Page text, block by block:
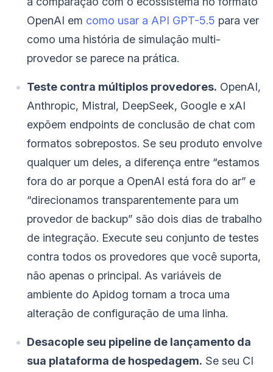
OpenAI em como usar a API GPT-5.5 para ver
como uma história de simulação multi-
provedor se parece na prática.
Teste contra múltiplos provedores. OpenAI,
Anthropic, Mistral, DeepSeek, Google e xAI
expõem endpoints de conclusão de chat com
formatos sobrepostos. Se seu produto envolve
qualquer um deles, a diferença entre “estamos
fora do ar porque a OpenAI está fora do ar” e
“direcionamos transparentemente para um
provedor de backup” são dois dias de trabalho
de integração. Execute seu conjunto de testes
contra todos os provedores que você suporta,
não apenas o principal. As variáveis de
ambiente do Apidog tornam a troca uma
alteração de configuração de uma linha.
Desacople seu pipeline de lançamento da
sua plataforma de hospedagem. Se seu CI